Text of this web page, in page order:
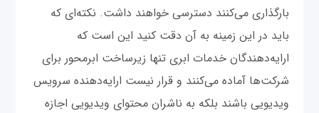
بارگذاری می‌کنند دسترسی خواهند داشت. نکته‌ای که
باید در این زمینه به آن دقت کنید این است که
ارایه‌دهندگان خدمات ابری تنها زیرساخت ابرمحور برای
شرکت‌ها آماده می‌کنند و قرار نیست ارایه‌دهنده سرویس
ویدیویی باشند بلکه به ناشران محتوای ویدیویی اجازه